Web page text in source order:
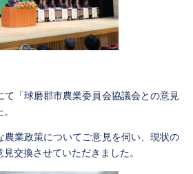
て「球磨郡市農業委員会協議会との意見
農業政策についてご意見を伺い、現状の
交換させていただきました。